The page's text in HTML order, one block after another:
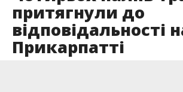
притягнули до
відповідальності
Прикарпатті